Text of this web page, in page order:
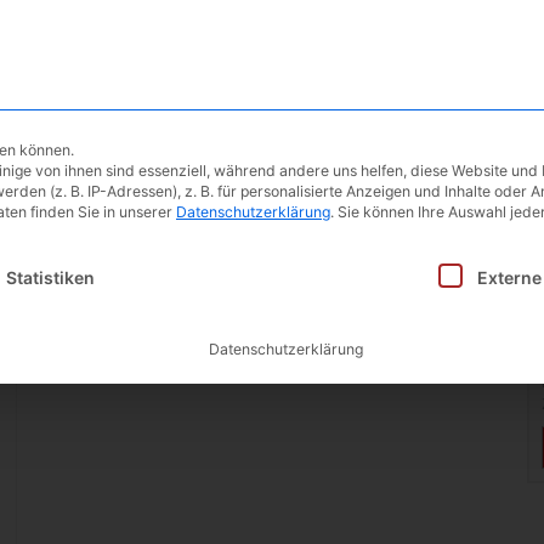
Pendel rechts für
können.
von ihnen sind essenziell, während andere uns helfen, diese Website und
(z. B. IP-Adressen), z. B. für personalisierte Anzeigen und Inhalte oder
finden Sie in unserer Datenschutzerklärung. Sie können Ihre Auswahl
erteilt werden kann. Die erste Service-Gruppe
Statistiken
Datenschutzerklärung